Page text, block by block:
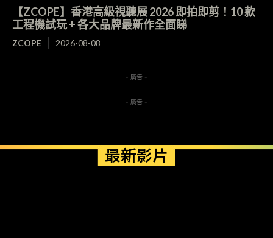
【ZCOPE】香港高級視聽展 2026 即拍即剪！10 款
工程機試玩 + 各大品牌最新作全面睇
ZCOPE 2026-08-08
- 廣告 -
- 廣告 -
最新影片